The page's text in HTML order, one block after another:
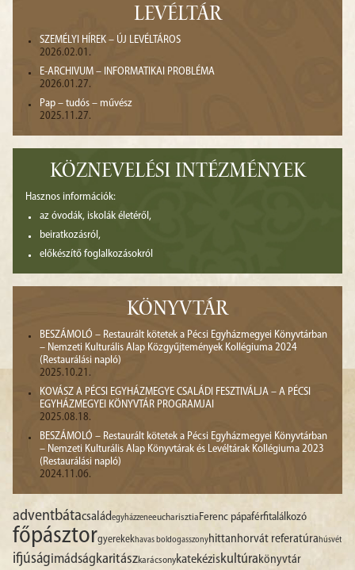
LEVÉLTÁR
SZEMÉLYI HÍREK – ÚJ LEVÉLTÁROS
2026.02.01.
E-ARCHIVUM – INFORMATIKAI PROBLÉMA
2026.01.27.
Pap – tudós – művész
2025.11.27.
KÖZNEVELÉSI INTÉZMÉNYEK
Hasznos információk:
az óvodák, iskolák életéről,
beiratkozásról,
előkészítő foglalkozásokról
KÖNYVTÁR
BESZÁMOLÓ – Restaurált kötetek a Pécsi Egyházmegyei Könyvtárban
– Nemzeti Kulturális Alap Közgyűjtemények Kollégiuma 2024
(Restaurálási napló)
2025.10.21.
KOVÁSZ A PÉCSI EGYHÁZMEGYE CSALÁDI FESZTIVÁLJA – A PÉCSI
EGYHÁZMEGYEI KÖNYVTÁR PROGRAMJAI
2025.08.18.
BESZÁMOLÓ – Restaurált kötetek a Pécsi Egyházmegyei Könyvtárban
– Nemzeti Kulturális Alap Könyvtárak és Levéltárak Kollégiuma 2023
(Restaurálási napló)
2024.11.06.
adventbátacsaládegyházzeneeucharisztia Ferenc pápaférfitalálkozó
főpásztorgyerekekhavas boldogasszonyhittanhorvát referatúrahúsvét
ifjúságimádságkaritászkarácsonykatekéziskultúra könyvtár